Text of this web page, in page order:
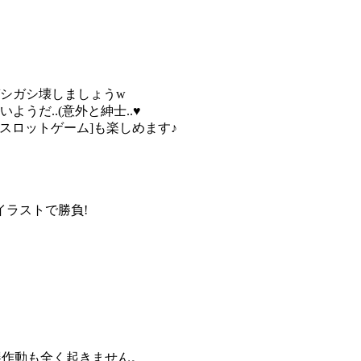
ガシ壊しましょうw
ようだ..(意外と紳士..♥
ロットゲーム]も楽しめます♪
ラストで勝負!
動も全く起きません。